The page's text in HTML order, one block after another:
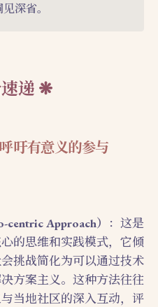
深省。
递
吁有意义的参与
Approach）
：这是
的思维和实践模式，它倾
挑战简化为可以通过技术
方案主义。这种方法往往
当地社区的深入互动，评